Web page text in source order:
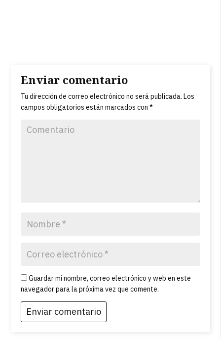
Enviar comentario
Tu dirección de correo electrónico no será publicada. Los
campos obligatorios están marcados con*
Guardar mi nombre, correo electrónico y web en este
navegador para la próxima vez que comente.